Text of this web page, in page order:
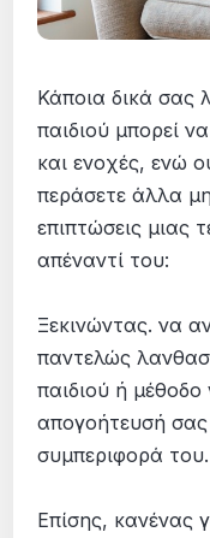
Κάποια δικά σας
παιδιού μπορεί
και ενοχές, ενώ
περάσετε άλλα
επιπτώσεις μιας
απέναντί του:
Ξεκινώντας. να
παντελώς
παιδιού ή μέθοδο
απογοήτευσή σας
συμπεριφορά του.
Επίσης, κανένας